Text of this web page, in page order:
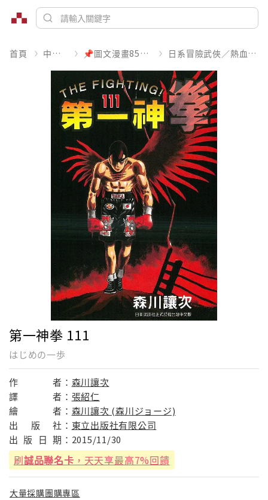
首頁 中文書 📌圖文漫畫85折起 日系冒險武俠／熱血運動
第一神拳 111
はじめの一歩
作 者： 森川讓次
譯
者： 張紹仁
繪
者： 森川讓次 (森川ジョージ)
出
版 社： 東立出版社有限公司
出 版 日 期： 2015/11/30
刷誠品聯名卡 ，天天享最高7%回饋
大量採購團購專區